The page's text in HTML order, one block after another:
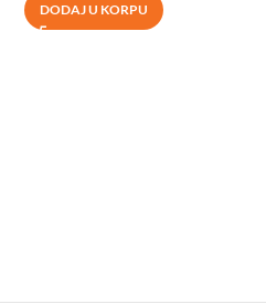
DODAJ U KORPU